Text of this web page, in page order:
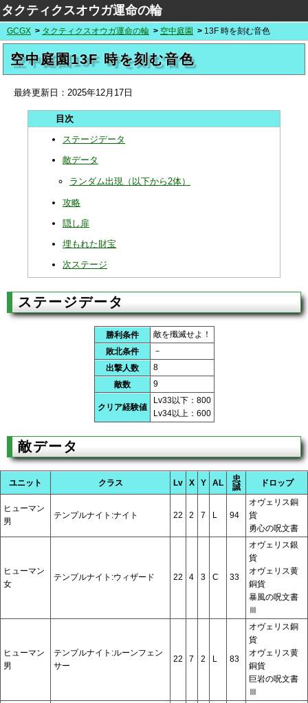
タクティクスオウガ運命の輪
GCGX タクティクスオウガ運命の輪 空中庭園 13F 時を刻む音色
空中庭園13F 時を刻む音色
最終更新日： 2025年12月17日
ステージデータ
敵データ
ランダム出現（以下から2体）
攻略
隠し扉
埋もれた財宝
次ステージ
ステージデータ
勝利条件
敵を殲滅せよ！
敗北条件
－
出撃人数
8
敵数
9
クリア経験値
Lv33以下：800
Lv34以上：600
敵データ
ユニット クラス Lv X Y AL
忠
誠
ドロップ
ヒューマン
男
テンプルナイト:ナイト 22 2 7 L 94
オヴェリス銅
貨
勇心の呪文書
ヒューマン
女
テンプルナイト:ウィザード 22 4 3 C 33
オヴェリス銀
貨
オヴェリス黄
銅貨
暴風の呪文書
Ⅲ
ヒューマン
男
テンプルナイト:ルーンフェン
サー
22 7 2 L 83
オヴェリス銅
貨
オヴェリス黄
銅貨
巨岩の呪文書
Ⅲ